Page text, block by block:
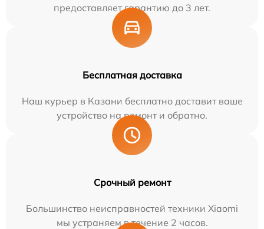
предоставляет гарантию до 3 лет.
Бесплатная доставка
Наш курьер в Казани бесплатно доставит ваше
устройство на ремонт и обратно.
Срочный ремонт
Большинство неисправностей техники Xiaomi
мы устраняем в течение 2 часов.